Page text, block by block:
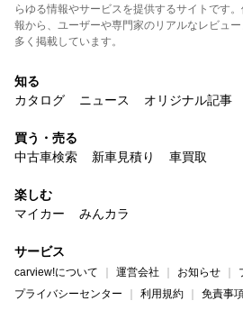
らゆる情報やサービスを提供するサイトです
報から、ユーザーや専門家のリアルなレビュ
多く掲載しています。
知る
カタログ
ニュース オリジナル記事
買う・売る
中古車検索
新車見積り 車買取
楽しむ
マイカー
みんカラ
サービス
carview!について 運営会社 お知らせ
プライバシーセンター
利用規約
免責事